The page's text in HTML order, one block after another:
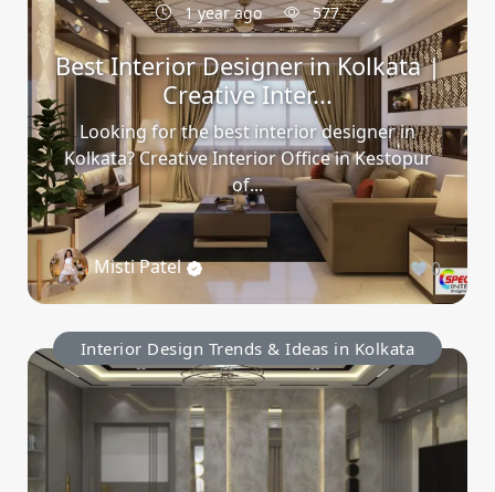
1 year ago 577
Best Interior Designer in Kolkata |
Creative Inter...
Looking for the best interior designer in
Kolkata? Creative Interior Office in Kestopur
of...
Misti Patel 0
Interior Design Trends & Ideas in Kolkata